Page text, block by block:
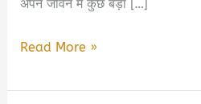
अपने जीवन में कुछ बड़ा […]
10
पुस्तकें
Read More »